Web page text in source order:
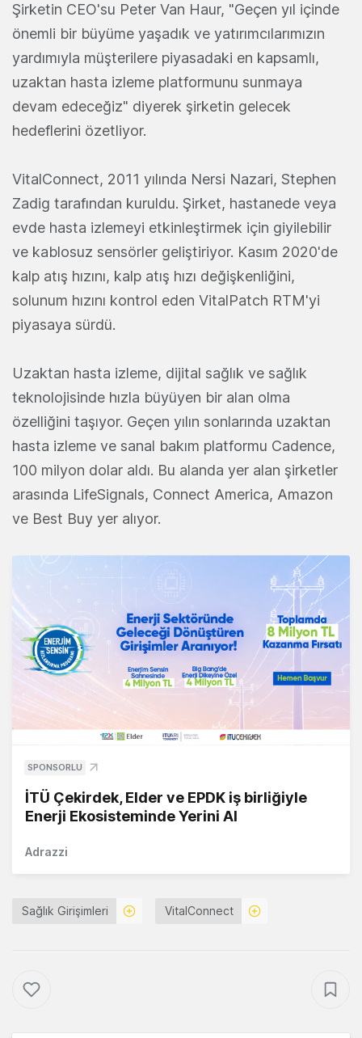
Şirketin CEO'su Peter Van Haur, "Geçen yıl içinde
önemli bir büyüme yaşadık ve yatırımcılarımızın
yardımıyla müşterilere piyasadaki en kapsamlı,
uzaktan hasta izleme platformunu sunmaya
devam edeceğiz" diyerek şirketin gelecek
hedeflerini özetliyor.
VitalConnect, 2011 yılında Nersi Nazari, Stephen
Zadig tarafından kuruldu. Şirket, hastanede veya
evde hasta izlemeyi etkinleştirmek için giyilebilir
ve kablosuz sensörler geliştiriyor. Kasım 2020'de
kalp atış hızını, kalp atış hızı değişkenliğini,
solunum hızını kontrol eden VitalPatch RTM'yi
piyasaya sürdü.
Uzaktan hasta izleme, dijital sağlık ve sağlık
teknolojisinde hızla büyüyen bir alan olma
özelliğini taşıyor. Geçen yılın sonlarında uzaktan
hasta izleme ve sanal bakım platformu Cadence,
100 milyon dolar aldı. Bu alanda yer alan şirketler
arasında LifeSignals, Connect America, Amazon
ve Best Buy yer alıyor.
SPONSORLU
İTÜ Çekirdek, Elder ve EPDK iş birliğiyle
Enerji Ekosisteminde Yerini Al
Adrazzi
Sağlık Girişimleri VitalConnect